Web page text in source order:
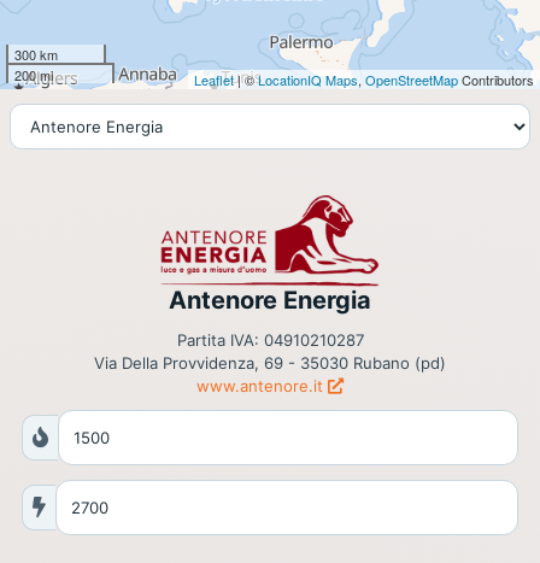
300 km
200 mi
Leaflet| ©LocationIQ Maps, OpenStreetMapContributors
Antenore Energia
Partita IVA: 04910210287
Via Della Provvidenza, 69 - 35030 Rubano (pd)
www.antenore.it